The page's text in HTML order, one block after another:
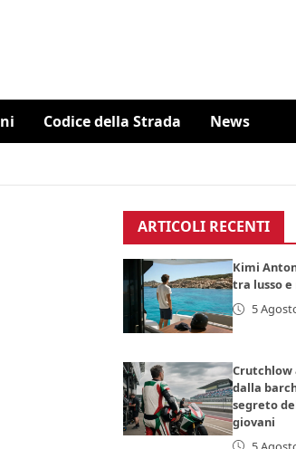
Codice della Strada News
ARTICOLI RECENTI
Kimi
tra lusso
5
Crutchlow
dalla
segreto
giovani